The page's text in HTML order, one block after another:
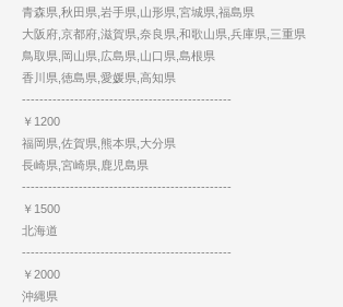
青森県,秋田県,岩手県,山形県,宮城県,福島県
大阪府,京都府,滋賀県,奈良県,和歌山県,兵庫県,三重県
鳥取県,岡山県,広島県,山口県,島根県
香川県,徳島県,愛媛県,高知県
------------------------------------------------
￥1200
福岡県,佐賀県,熊本県,大分県
長崎県,宮崎県,鹿児島県
------------------------------------------------
￥1500
北海道
------------------------------------------------
￥2000
沖縄県